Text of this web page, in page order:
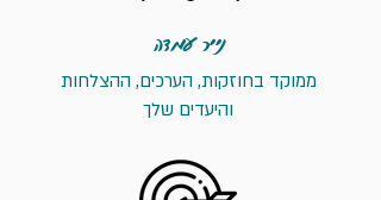
נייר עמדה
ממוקד בחוזקות, הערכים, ההצלחות
והיעדים שלך